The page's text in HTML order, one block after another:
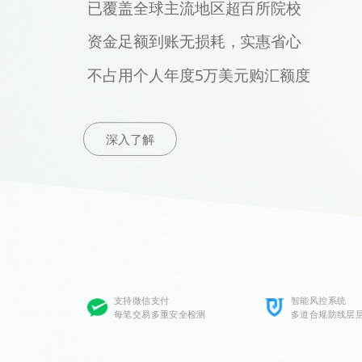
已覆盖全球主流地区超百所院校
资金足额到账无损耗，实惠省心
不占用个人年度5万美元购汇额度
深入了解
支持微信支付
每笔交易多重安全检测
智能风控系统
多道合规防线层